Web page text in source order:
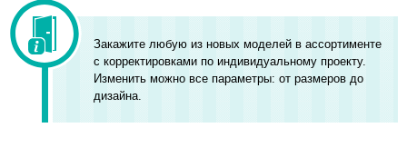
Закажите любую из новых моделей в ассортименте
с корректировками по индивидуальному проекту.
Изменить можно все параметры: от размеров до
дизайна.